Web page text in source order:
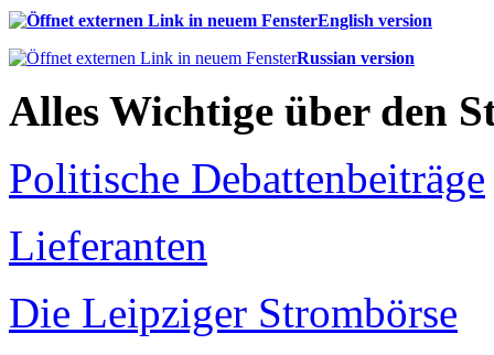
English version
Russian version
Alles Wichtige über den
Politische Debattenbeiträge
Lieferanten
Die Leipziger Strombörse